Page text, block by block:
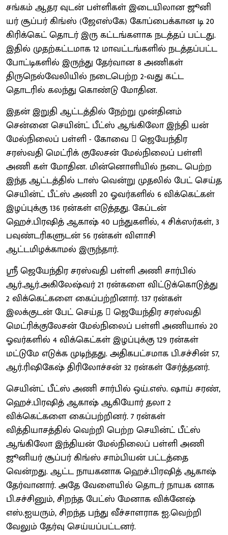
சங்கம் ஆதர வுடன் பள்ளிகள் இடையிலான ஜூனி
யர் சூப்பர் கிங்ஸ் (ஜேஎஸ்கே) கோப்பைக்கான டி 20
கிரிக்கெட் தொடர் இரு கட்டங்களாக நடத்தப் பட்டது.
இதில் முதற்கட்டமாக 12 மாவட்டங்களில் நடத்தப்பட்ட
போட்டிகளில் இருந்து தேர்வான 8 அணிகள்
திருநெல்வேலியில் நடைபெற்ற 2-வது கட்ட
தொடரில் கலந்து கொண்டு மோதின.
இதன் இறுதி ஆட்டத்தில் நேற்று முன்தினம்
சென்னை செயின்ட் பீட்ஸ் ஆங்கிலோ இந்தி யன்
மேல்நிலைப் பள்ளி - கோவை  ஜெயேந்திர
சரஸ்வதி மெட்ரிக் குலேசன் மேல்நிலைப் பள்ளி
அணி கள் மோதின. மின்னொளியில் நடை பெற்ற
இந்த ஆட்டத்தில் டாஸ் வென்று முதலில் பேட் செய்த
செயின்ட் பீட்ஸ் அணி 20 ஓவர்களில் 6 விக்கெட்கள்
இழப்புக்கு 136 ரன்கள் எடுத்தது. கேப்டன்
ஹெச்.பிரஷித் ஆகாஷ் 40 பந்துகளில், 4 சிக்ஸர்கள், 3
பவுண்டரிகளுடன் 56 ரன்கள் விளாசி
ஆட்டமிழக்காமல் இருந்தார்.
ஸ்ரீ ஜெயேந்திர சரஸ்வதி பள்ளி அணி சார்பில்
ஆர்.ஆர்.அகிலேஷ்வர் 21 ரன்களை விட்டுக்கொடுத்து
2 விக்கெட்களை கைப்பற்றினார். 137 ரன்கள்
இலக்குடன் பேட் செய்த  ஜெயேந்திர சரஸ்வதி
மெட்ரிக்குலேசன் மேல்நிலைப் பள்ளி அணியால் 20
ஓவர்களில் 4 விக்கெட்கள் இழப்புக்கு 129 ரன்கள்
மட்டுமே எடுக்க முடிந்தது. அதிகபட்சமாக பி.சச்சின் 57,
ஆர்.ரிஷிகேஷ் திரிலோச்சன் 32 ரன்கள் சேர்த்தனர்.
செயின்ட் பீட்ஸ் அணி சார்பில் ஒய்.எஸ். ஷாய் சரண்,
ஹெச்.பிரஷித் ஆகாஷ் ஆகியோர் தலா 2
விக்கெட்களை கைப்பற்றினர். 7 ரன்கள்
வித்தியாசத்தில் வெற்றி பெற்ற செயின்ட் பீட்ஸ்
ஆங்கிலோ இந்தியன் மேல்நிலைப் பள்ளி அணி
ஜூனியர் சூப்பர் கிங்ஸ் சாம்பியன் பட்டத்தை
வென்றது. ஆட்ட நாயகனாக ஹெச்.பிரஷித் ஆகாஷ்
தேர்வானார். அதே வேளையில் தொடர் நாயக னாக
பி.சச்சினும், சிறந்த பேட்ஸ் மேனாக விக்னேஷ்
எஸ்.ஐயரும், சிறந்த பந்து வீச்சாளராக ஐ.வெற்றி
வேலும் தேர்வு செய்யப்பட்டனர்.